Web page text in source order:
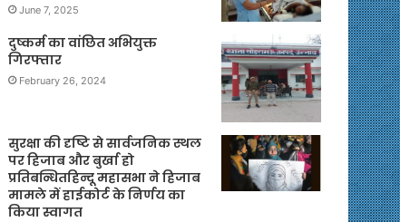
June 7, 2025
दुष्कर्म का वांछित अभियुक्त
गिरफ्तार
February 26, 2024
सुरक्षा की दृष्टि से सार्वजनिक स्थल
पर हिजाब और बुर्खा हो
प्रतिबन्धितहिन्दू महासभा ने हिजाब
मामले में हाईकोर्ट के निर्णय का
किया स्वागत